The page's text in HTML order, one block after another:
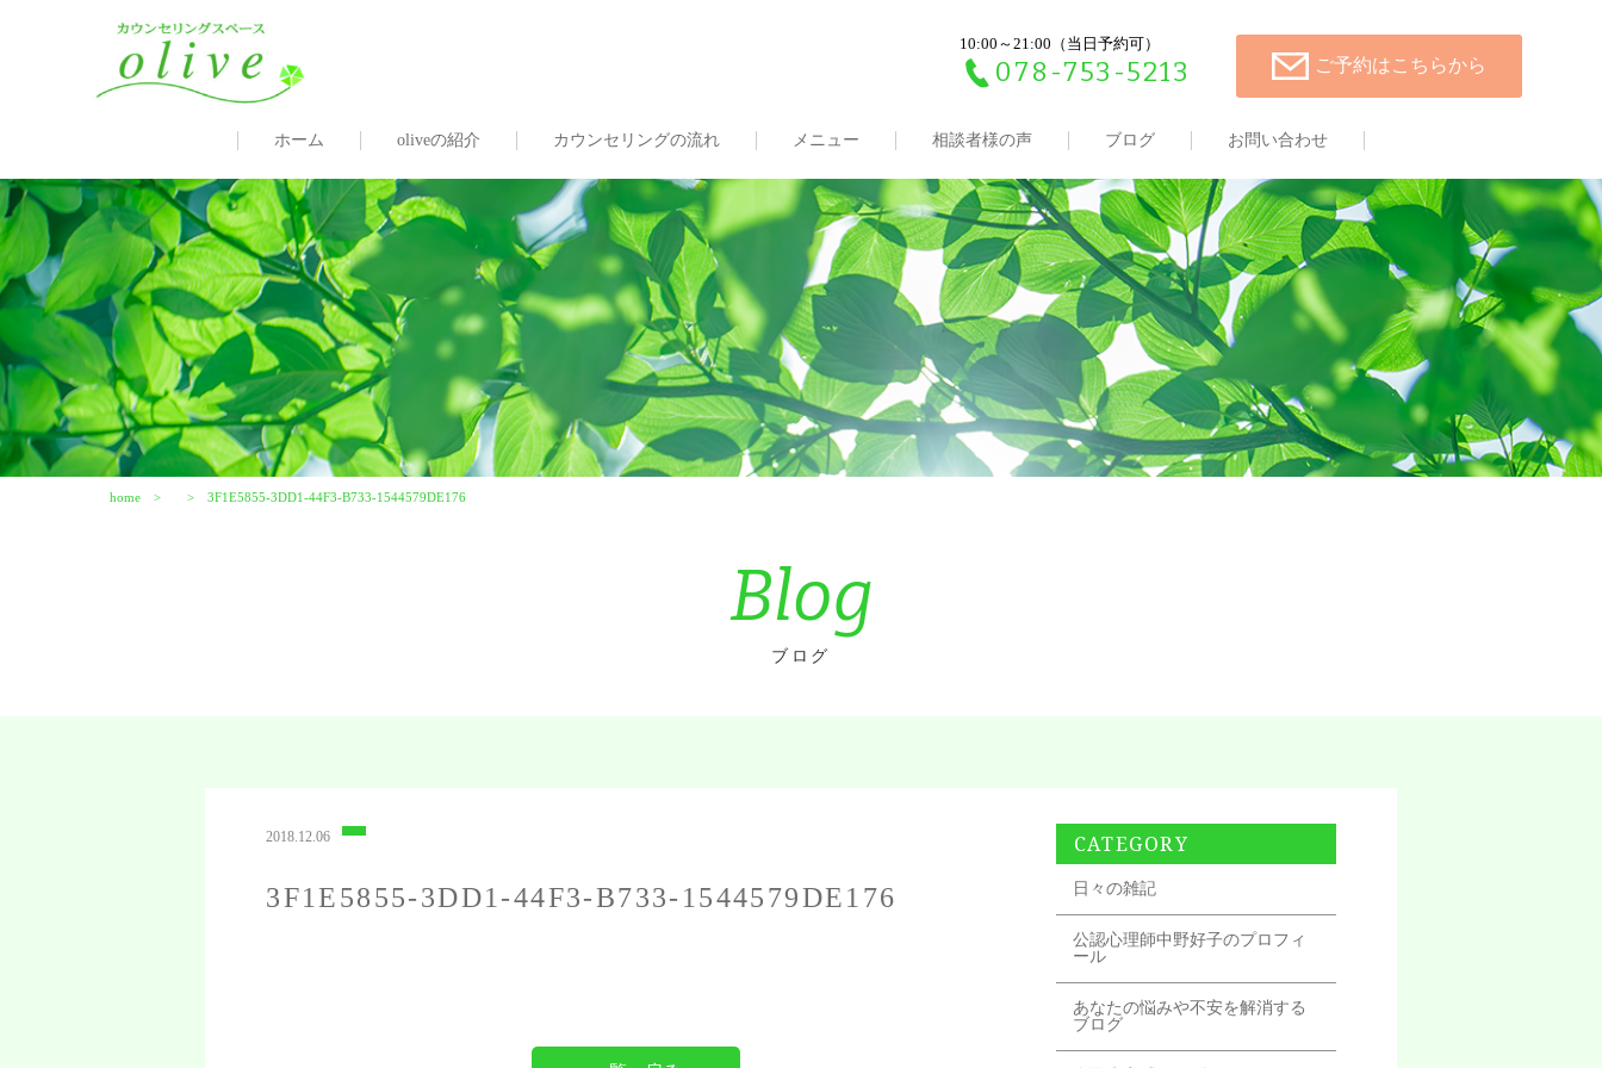
10:00～21:00（当日予約可）
078-753-5213 ご予約はこちらから
ホーム oliveの紹介 カウンセリングの流れ メニュー 相談者様の声 ブログ お問い合わせ
home 3F1E5855-3DD1-44F3-B733-1544579DE176
Blog
ブログ
2018.12.06
3F1E5855-3DD1-44F3-B733-1544579DE176
CATEGORY
日々の雑記
公認心理師中野好子のプロフィ
ール
あなたの悩みや不安を解消する
ブログ